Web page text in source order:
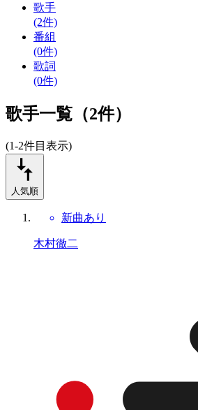
歌手
(2件)
番組
(0件)
歌詞
(0件)
歌手一覧（2件）
(1-2件目表示)
人気順
新曲あり
木村徹二